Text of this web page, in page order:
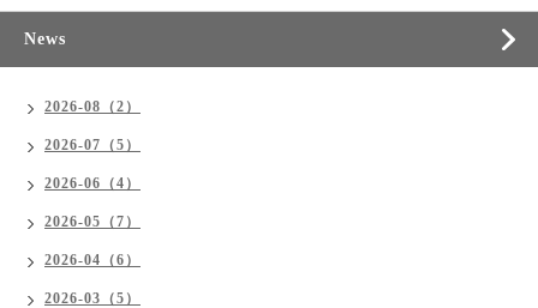
News
2026-08（2）
2026-07（5）
2026-06（4）
2026-05（7）
2026-04（6）
2026-03（5）